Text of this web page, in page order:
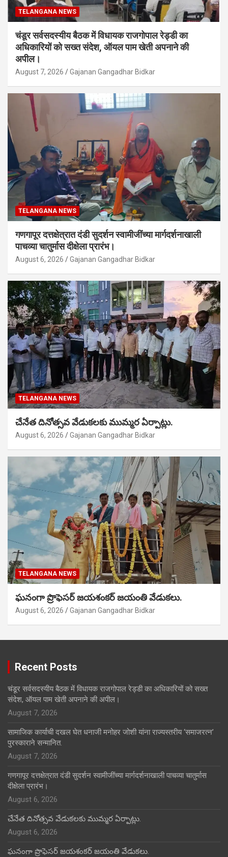
TELANGANA NEWS
चंडूर सर्वसदस्यीय बैठक में विधायक राजगोपाल रेड्डी का
अधिकारियों को सख्त संदेश, ऑयल पाम खेती अपनाने की
अपील।
August 7, 2026 Gajanan Gangadhar Bidkar
TELANGANA NEWS
गणगापूर दत्तक्षेत्रात दंडी सुदर्शन स्वामीजींच्या मार्गदर्शनाखाली
पाचव्या चातुर्मास दीक्षेला प्रारंभ।
August 6, 2026 Gajanan Gangadhar Bidkar
TELANGANA NEWS
చేనేత దినోత్సవ వేడుకలకు ముమ్మర ఏర్పాట్లు.
August 6, 2026 Gajanan Gangadhar Bidkar
TELANGANA NEWS
ఘనంగా ప్రొఫెసర్ జయశంకర్ జయంతి వేడుకలు.
August 6, 2026 Gajanan Gangadhar Bidkar
Recent Posts
चंडूर सर्वसदस्यीय बैठक में विधायक राजगोपाल रेड्डी का अधिकारियों को सख्त
संदेश, ऑयल पाम खेती अपनाने की अपील।
August 7, 2026
सामाजिक कार्याची दखल घेत धनाजी मनोहर जोशी यांना राज्यस्तरीय ‘समाजरत्न’
पुरस्काराने सन्मानित.
August 7, 2026
गणगापूर दत्तक्षेत्रात दंडी सुदर्शन स्वामीजींच्या मार्गदर्शनाखाली पाचव्या चातुर्मास
दीक्षेला प्रारंभ।
August 6, 2026
చేనేత దినోత్సవ వేడుకలకు ముమ్మర ఏర్పాట్లు.
August 6, 2026
ఘనంగా ప్రొఫెసర్ జయశంకర్ జయంతి వేడుకలు.